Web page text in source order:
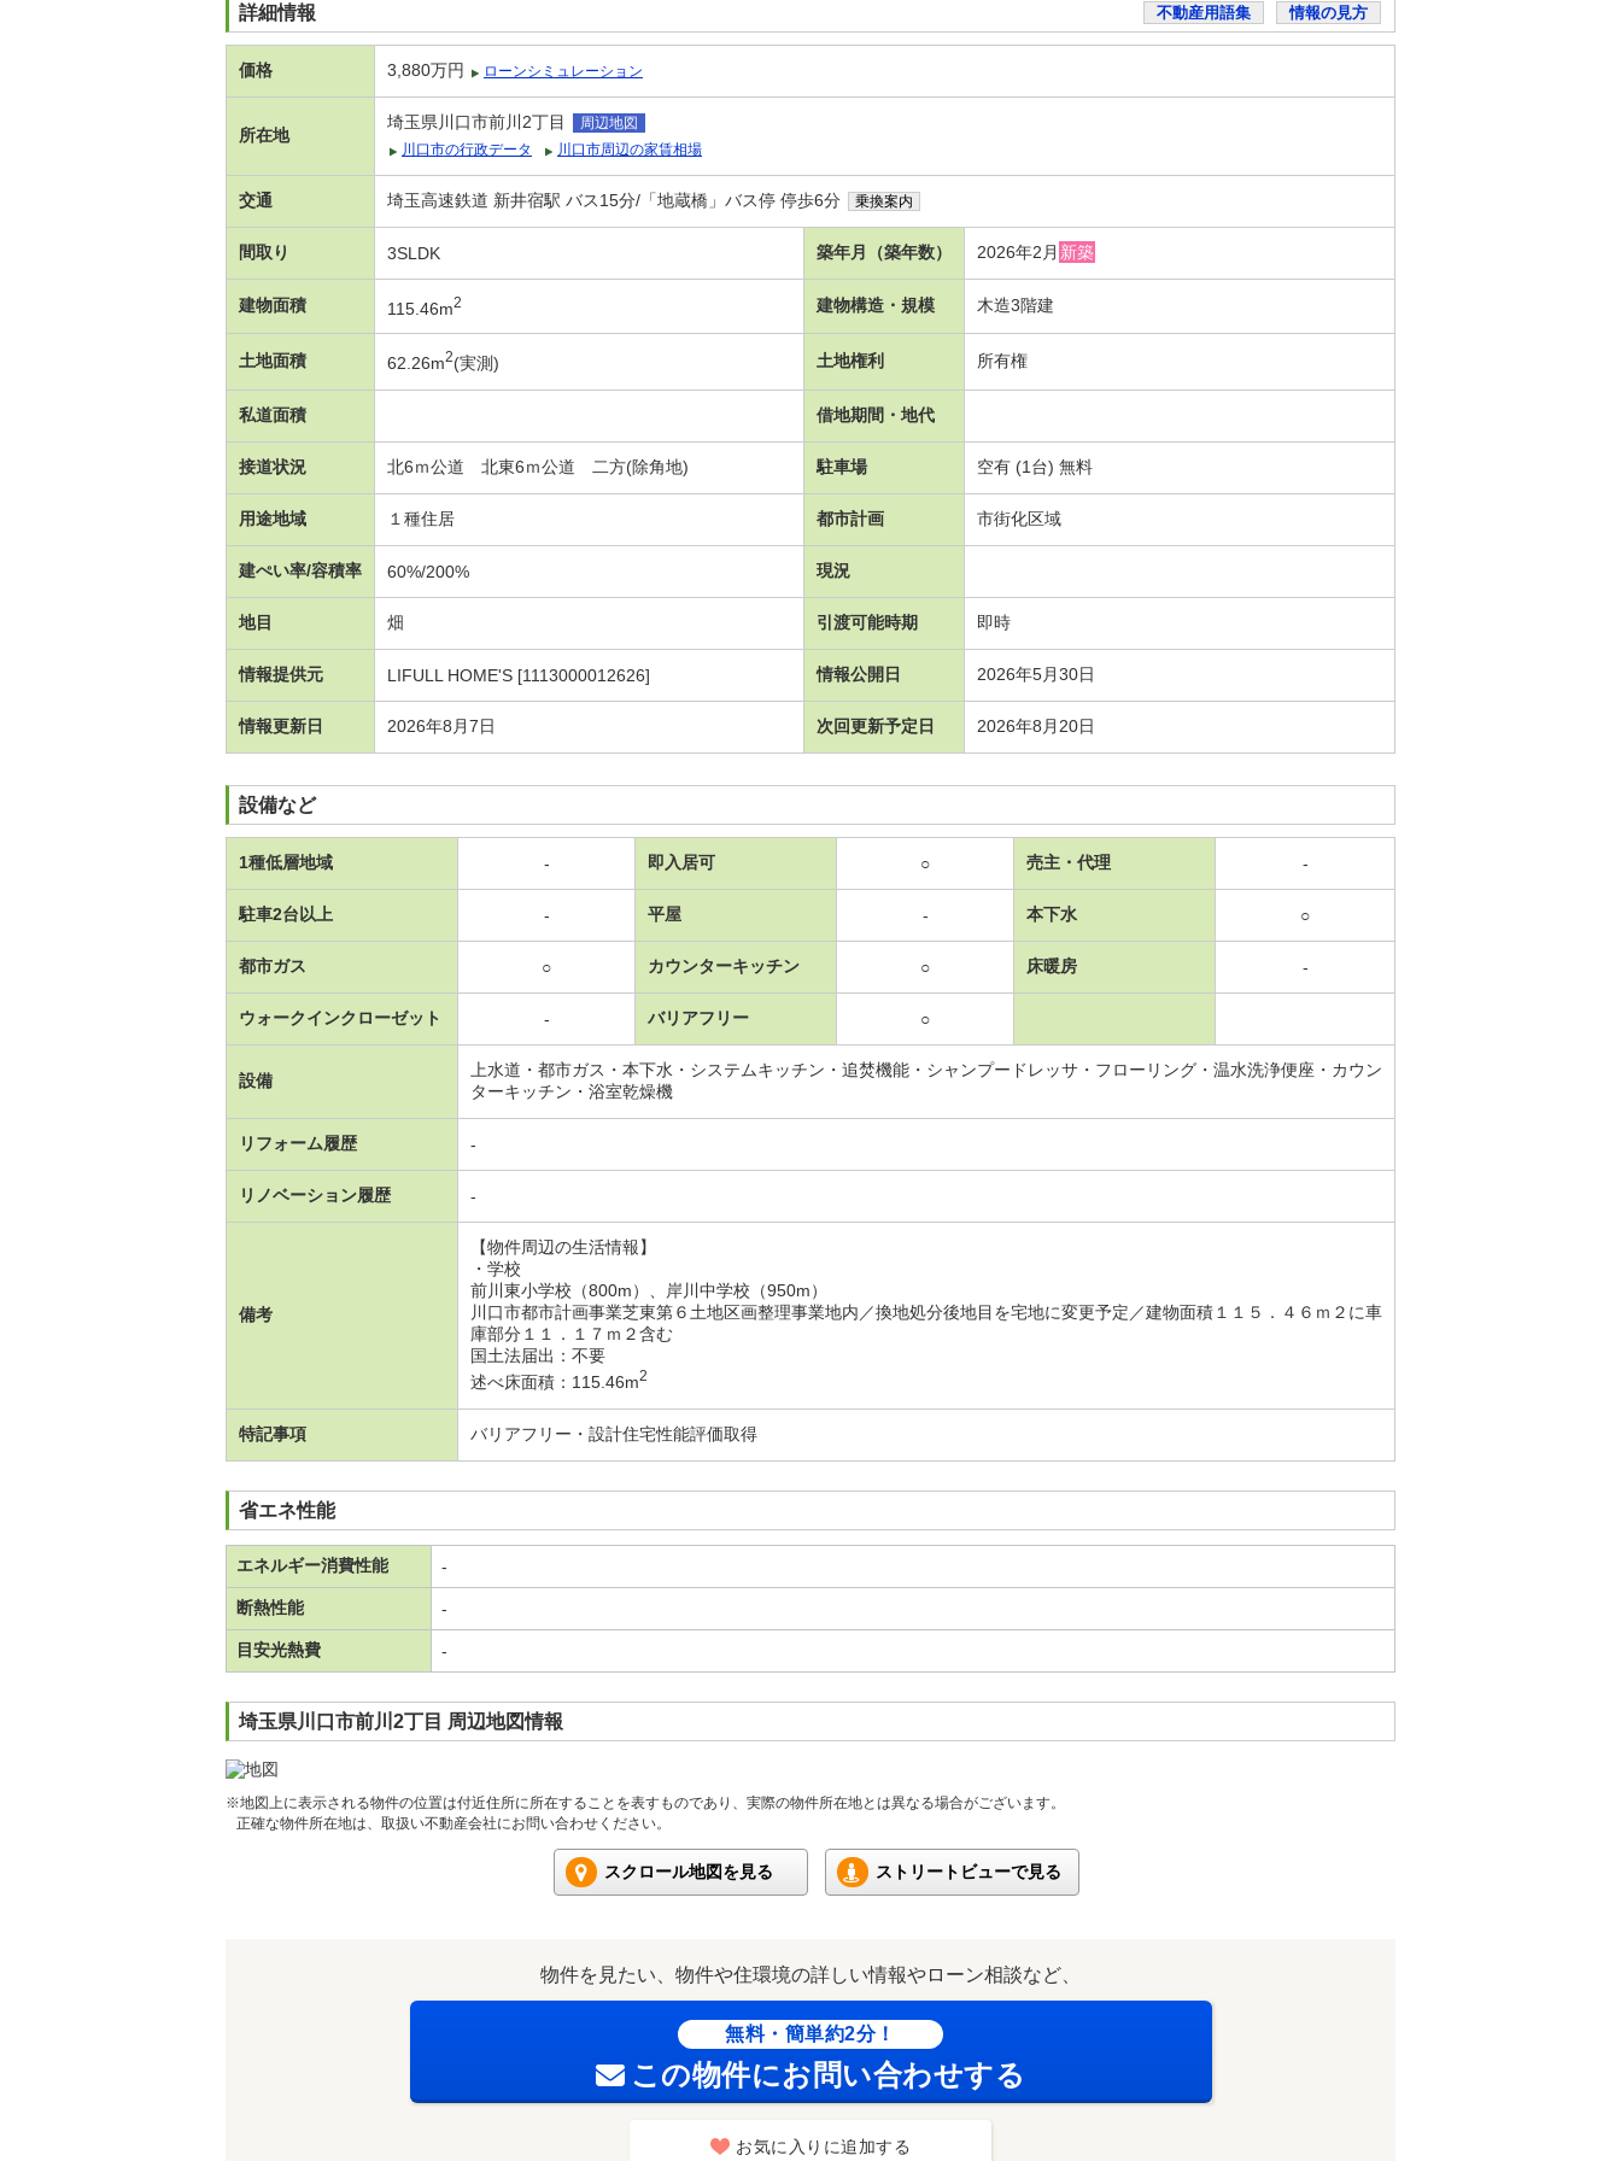
詳細情報 不動産用語集 情報の見方
価格 3,880万円 ローンシミュレーション
所在地
埼玉県川口市前川2丁目
周辺地図
川口市の行政データ
川口市周辺の家賃相場
交通 埼玉高速鉄道 新井宿駅 バス15分/「地蔵橋」バス停 停歩6分 乗換案内
間取り 3SLDK 築年月（築年数） 2026年2月 新築
建物面積 115.46m2 建物構造・規模 木造3階建
土地面積 62.26m2(実測) 土地権利 所有権
私道面積 借地期間・地代
接道状況 北6ｍ公道 北東6ｍ公道 二方(除角地) 駐車場 空有 (1台) 無料
用途地域 １種住居 都市計画 市街化区域
建ぺい率/容積率 60%/200% 現況
地目 畑 引渡可能時期 即時
情報提供元 LIFULL HOME'S [1113000012626] 情報公開日 2026年5月30日
情報更新日 2026年8月7日 次回更新予定日 2026年8月20日
設備など
1種低層地域 - 即入居可 ○ 売主・代理 -
駐車2台以上 - 平屋 - 本下水 ○
都市ガス ○ カウンターキッチン ○ 床暖房 -
ウォークインクローゼット - バリアフリー ○
設備
上水道・都市ガス・本下水・システムキッチン・追焚機能・シャンプードレッサ・フローリング・温水洗浄便座・カウン
ターキッチン・浴室乾燥機
リフォーム履歴 -
リノベーション履歴 -
備考
【物件周辺の生活情報】
・学校
前川東小学校（800m）、岸川中学校（950m）
川口市都市計画事業芝東第６土地区画整理事業地内／換地処分後地目を宅地に変更予定／建物面積１１５．４６ｍ２に車
庫部分１１．１７ｍ２含む
国土法届出：不要
述べ床面積：115.46m2
特記事項 バリアフリー・設計住宅性能評価取得
省エネ性能
エネルギー消費性能 -
断熱性能 -
目安光熱費 -
埼玉県川口市前川2丁目 周辺地図情報
※地図上に表示される物件の位置は付近住所に所在することを表すものであり、実際の物件所在地とは異なる場合がございます。
正確な物件所在地は、取扱い不動産会社にお問い合わせください。
スクロール地図を見る ストリートビューで見る
物件を見たい、物件や住環境の詳しい情報やローン相談など、
無料・簡単約2分！
この物件にお問い合わせする
お気に入りに追加する